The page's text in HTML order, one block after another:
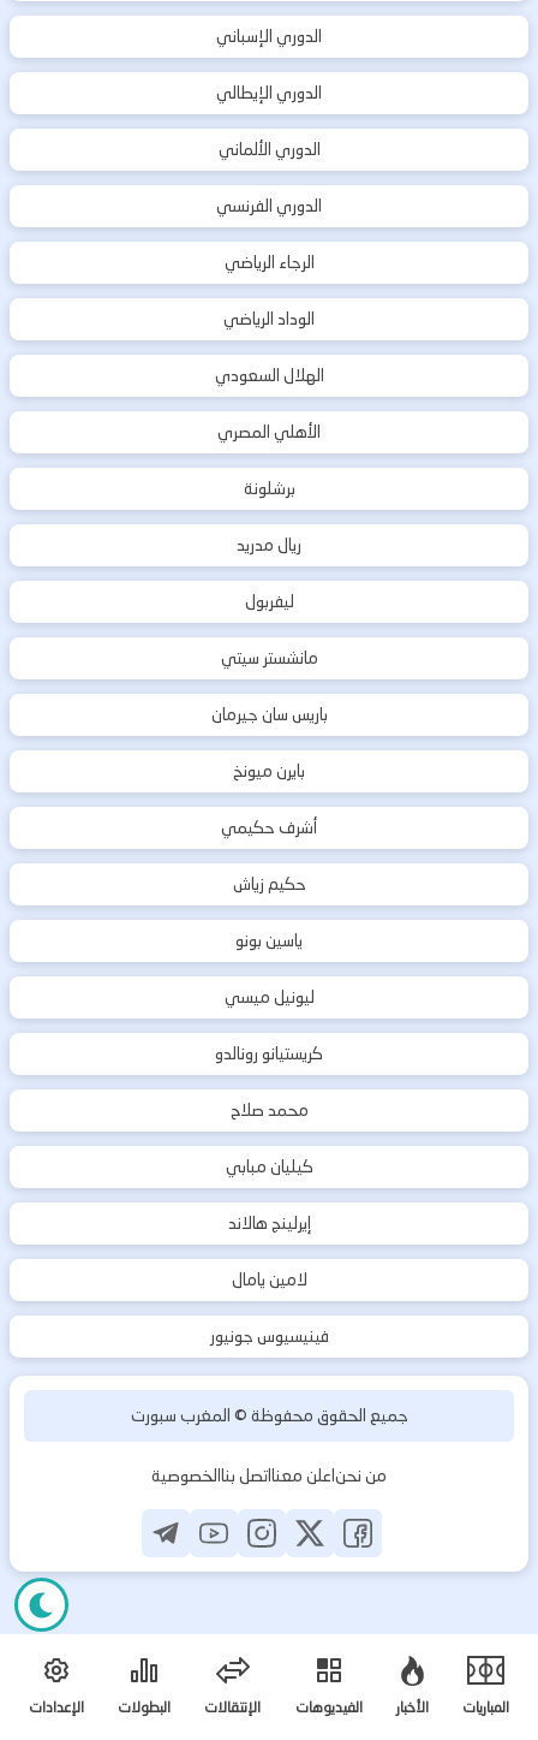
الدوري الإسباني
الدوري الإيطالي
الدوري الألماني
الدوري الفرنسي
الرجاء الرياضي
الوداد الرياضي
الهلال السعودي
الأهلي المصري
برشلونة
ريال مدريد
ليفربول
مانشستر سيتي
باريس سان جيرمان
بايرن ميونخ
أشرف حكيمي
حكيم زياش
ياسين بونو
ليونيل ميسي
كريستيانو رونالدو
محمد صلاح
كيليان مبابي
إيرلينج هالاند
لامين يامال
فينيسيوس جونيور
جميع الحقوق محفوظة ©المغرب سبورت
من نحناعلن معنااتصل بناالخصوصية
المباريات الأخبار الفيديوهات الإنتقالات البطولات الإعدادات